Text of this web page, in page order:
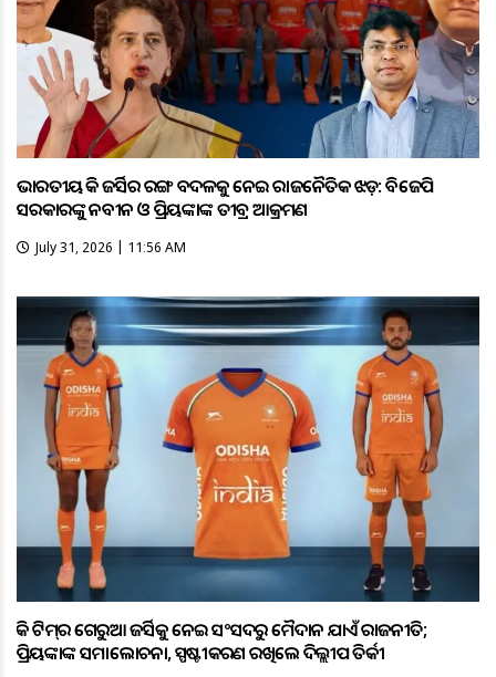
ଭାରତୀୟ ହକି ଜର୍ସିର ରଙ୍ଗ ବଦଳକୁ ନେଇ ରାଜନୈତିକ ଝଡ଼: ବିଜେପି
ସରକାରଙ୍କୁ ନବୀନ ଓ ପ୍ରିୟଙ୍କାଙ୍କ ତୀବ୍ର ଆକ୍ରମଣ
July 31, 2026 | 11:56 AM
ହକି ଟିମ୍‌ର ଗେରୁଆ ଜର୍ସିକୁ ନେଇ ସଂସଦରୁ ମୈଦାନ ଯାଏଁ ରାଜନୀତି;
ପ୍ରିୟଙ୍କାଙ୍କ ସମାଲୋଚନା, ସ୍ପଷ୍ଟୀକରଣ ରଖିଲେ ଦିଲ୍ଲୀପ ତିର୍କୀ